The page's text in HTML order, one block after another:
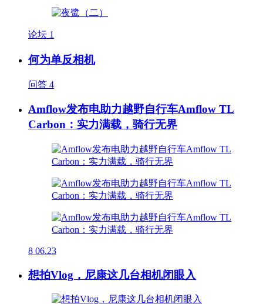
论坛 1
何为单反相机
问答 4
Amflow发布电助力越野自行车Amflow TL
Carbon：实力满载，骑行无界
8 06.23
想拍Vlog，尼康这几台相机闭眼入